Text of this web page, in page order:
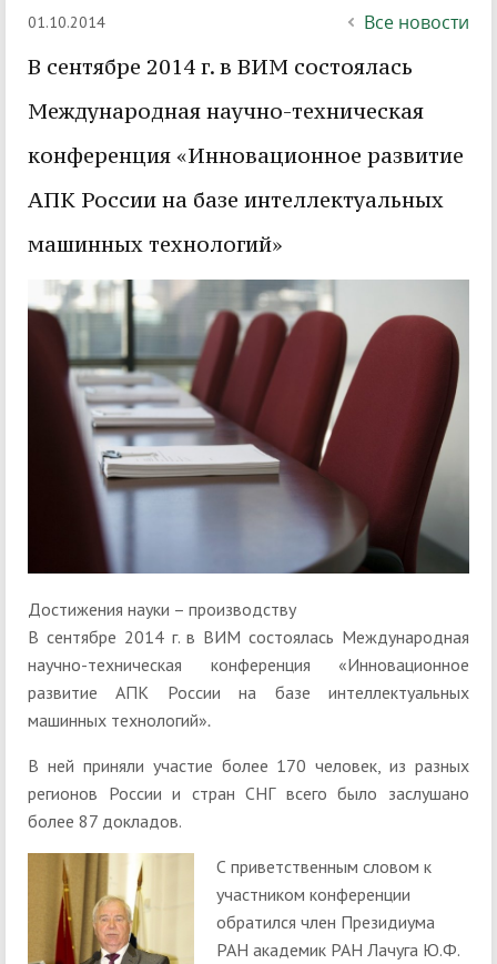
01.10.2014 Все новости
В сентябре 2014 г. в ВИМ состоялась
Международная научно-техническая
конференция «Инновационное развитие
АПК России на базе интеллектуальных
машинных технологий»
Достижения науки – производству
В сентябре 2014 г. в ВИМ состоялась Международная
научно-техническая конференция «Инновационное
развитие АПК России на базе интеллектуальных
машинных технологий».
В ней приняли участие более 170 человек, из разных
регионов России и стран СНГ всего было заслушано
более 87 докладов.
С приветственным словом к
участником конференции
обратился член Президиума
РАН академик РАН Лачуга Ю.Ф.